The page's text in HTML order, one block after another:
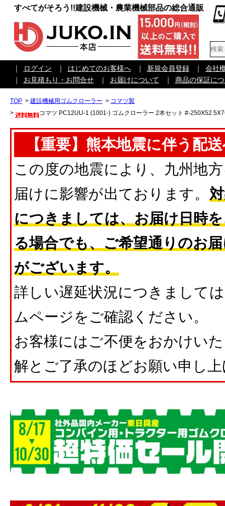
すべてがそろう!!建設機械・農業機械部品の総合通販
｜ ログイン ｜ はじめてのお客様へ ｜ 新規会員登録 ｜
会社
｜
お見積もり・お問合せ ｜ お届けについて ｜ 商品の保証に
TOP > 建設機械用ゴムクローラー > コマツ製
>
コマツ PC12UU-1 (1001-) ゴムクローラー 2本セット #-
【重要】熊本地震に伴う配
この度の地震により、九州地
届けに影響が出ております。
につきましては、お届け日時
る場合でも、ご希望通りのお
がございます。
詳しい遅延状況につきまして
ムページをご確認ください。
お客様にはご不便をおかけい
解とご了承のほどお願い申し